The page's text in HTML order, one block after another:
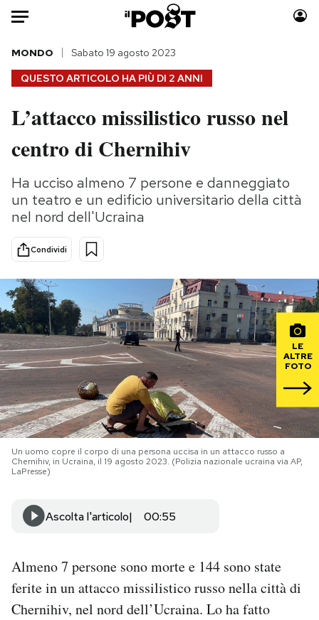
Auto
HOME
Italia
Politica
Tecnologia
Internet
Scienza
Cultura
Economia
Sport
Moda
Consumismi
Storie/Idee
Ok Boomer!
Mondiali calcio 2026
PODCAST
NEWSLETTER
I MIEI PREFERITI
Area Personale
QUESTO ARTICOLO HA PIÙ DI 2 ANNI
MONDO Sabato 19 agosto 2023
L’attacco missilistico russo nel
centro di Chernihiv
Ha ucciso almeno 7 persone e danneggiato
un teatro e un edificio universitario della città
nel nord dell'Ucraina
Condividi
LE
ALTRE
FOTO
Un uomo copre il corpo di una persona uccisa in un attacco russo a
Chernihiv, in Ucraina, il 19 agosto 2023. (Polizia nazionale ucraina via AP,
LaPresse)
Ascolta l'articolo 00:55
Almeno 7 persone sono morte e 144 sono state
ferite in un attacco missilistico russo nella città di
Chernihiv, nel nord dell’Ucraina. Lo ha fatto